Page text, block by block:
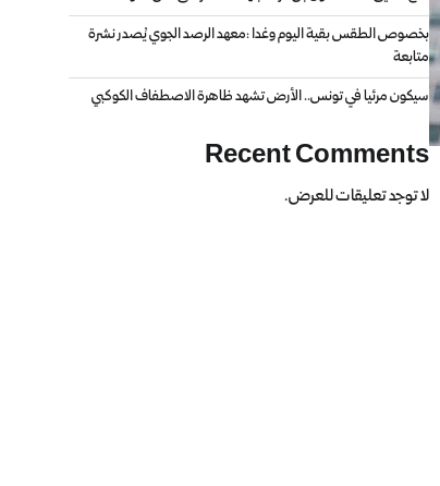
بخصوص الطقس بقية اليوم وغدا :معهد الرصد الجوي يُصدر نشرة
متابعة
سيكون مرئيا في تونس.. الأرض تشهد ظاهرة الاصطفاف الكوكبي
Recent Comments
لا توجد تعليقات للعرض.